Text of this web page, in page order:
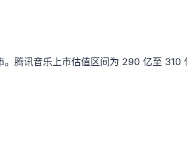
腾讯音乐上市估值区间为 290 亿至 310